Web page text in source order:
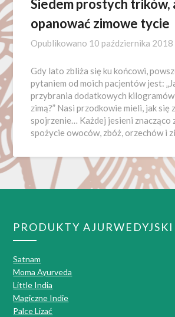
Siedem prostych trików,
opanować zimowe tycie
Opublikowano 10 października 2018
Gdy lato zbliża się ku końcowi,
pytaniem od moich pacjentów jest:
przybrania dodatkowych
zimą?” Nasi przodkowie mieli, jak się
spojrzenie… Każdej jesieni znacząco
spożycie owoców, zbóż, orzechów i
PRODUKTY
Satnam
Moma Ayurveda
Little India
Magiczne Indie
Palce Lizać